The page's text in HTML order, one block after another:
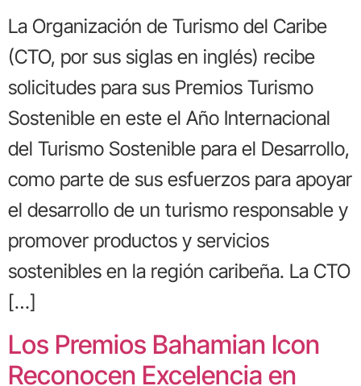
La Organización de Turismo del Caribe
(CTO, por sus siglas en inglés) recibe
solicitudes para sus Premios Turismo
Sostenible en este el Año Internacional
del Turismo Sostenible para el Desarrollo,
como parte de sus esfuerzos para apoyar
el desarrollo de un turismo responsable y
promover productos y servicios
sostenibles en la región caribeña. La CTO
[…]
Los Premios Bahamian Icon
Reconocen Excelencia en